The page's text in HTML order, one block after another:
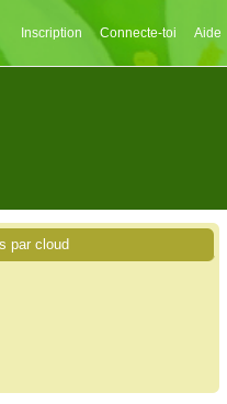
Inscription Connecte-toi Aide
par cloud